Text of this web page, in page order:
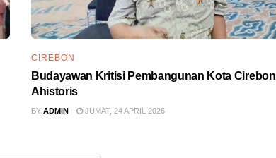
CIREBON
Budayawan Kritisi Pembangunan Kota Cirebon
Ahistoris
BY ADMIN JUMAT, 24 APRIL 2026